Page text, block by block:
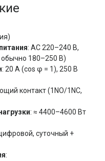
: AC 220–240 В,
180–250 В)
: 20 А (cos φ = 1), 250 В
контакт (1NO/1NC,
: ≈ 4400–4600 Вт
суточный +
: